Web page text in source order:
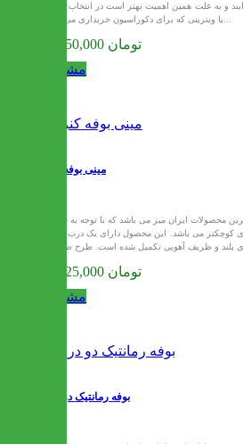
و به علت همین اهمیت بهتر است در انتخاب بوفه
یا ویترینی که برای دکوراسیون خریداری می‌کنید...
27,750,000 تومان
مشاهده
مینی بوفه کنزو
محصولات ایران میز می باشد که با توجه به سایز
کوچکتر می باشد. این محصول دارای یک درب و دو
28,125,000 تومان
مشاهده
بوفه رمانتیک دو درب